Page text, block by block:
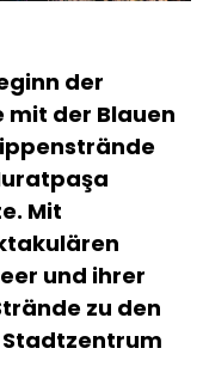
der
mit der Blauen
Mit
und ihrer
zu den